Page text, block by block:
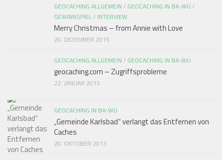
GEOCACHING ALLGEMEIN / GEOCACHING IN BA-WÜ /
GEWINNSPIEL/ INTERVIEW
Merry Christmas – from Annie with Love
20. DEZEMBER 2015
GEOCACHING ALLGEMEIN / GEOCACHING IN BA-WÜ
geocaching.com – Zugriffsprobleme
22. JANUAR 2015
GEOCACHING IN BA-WÜ
„Gemeinde Karlsbad“ verlangt das Entfernen von
Caches
20. OKTOBER 2013